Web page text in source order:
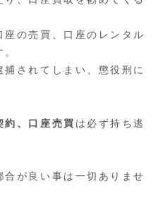
の売買、口座のレンタル
されてしまい、懲役刑に
約、口座売買 は必ず持ち逃
が良い事は一切ありませ